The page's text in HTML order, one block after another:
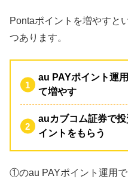
Pontaポイントを増やすと
つあります。
au PAYポイント運
て増やす
auカブコム証券で
イントをもらう
①のau PAYポイント運用で